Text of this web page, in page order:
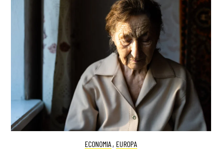
ECONOMIA , EUROPA